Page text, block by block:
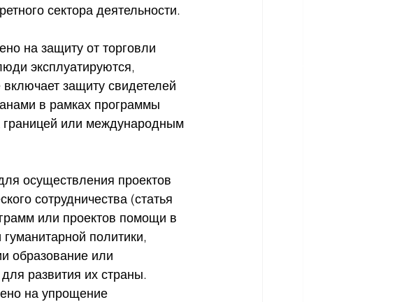
сектора деятельности.
на защиту от торговли
эксплуатируются,
защиту свидетелей
в рамках программы
или международным
осуществления проектов
сотрудничества (статья
или проектов помощи в
политики,
образование или
развития их страны.
на упрощение